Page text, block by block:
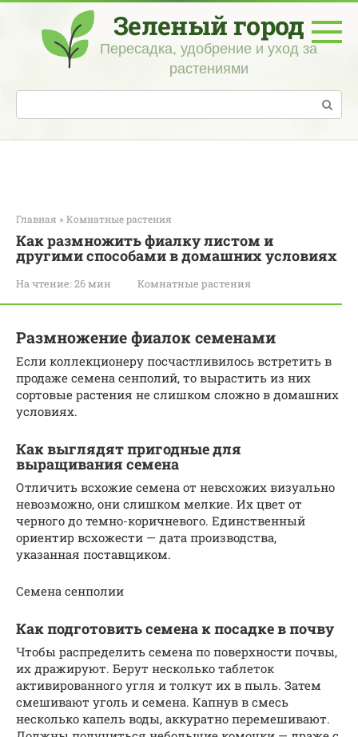
Перейти
контенту
Зеленый город
Пересадка, удобрение и уход за
растениями
Поиск:
Главная » Комнатные растения
Как размножить фиалку листом и
другими способами в домашних условиях
На чтение: 26 мин Комнатные растения
Размножение фиалок семенами
Если коллекционеру посчастливилось встретить в
продаже семена сенполий, то вырастить из них
сортовые растения не слишком сложно в домашних
условиях.
Как выглядят пригодные для
выращивания семена
Отличить всхожие семена от невсхожих визуально
невозможно, они слишком мелкие. Их цвет от
черного до темно-коричневого. Единственный
ориентир всхожести — дата производства,
указанная поставщиком.
Семена сенполии
Как подготовить семена к посадке в почву
Чтобы распределить семена по поверхности почвы,
их дражируют. Берут несколько таблеток
активированного угля и толкут их в пыль. Затем
смешивают уголь и семена. Капнув в смесь
несколько капель воды, аккуратно перемешивают.